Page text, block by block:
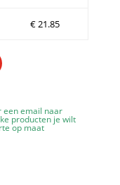
€21.85
een email naar
producten je wilt
op maat